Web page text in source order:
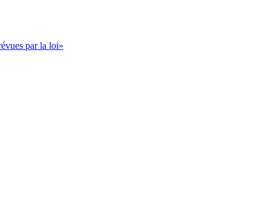
par la loi»